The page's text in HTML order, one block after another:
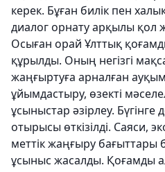
керек. Бұған билік пен
диалог орнату арқылы қол
Осыған орай Ұлттық
құрылды. Оның негізгі
жаңғыртуға арналған
ұйымдастыру, өзекті
ұсыныстар әзір­леу. Бүгінге
отырысы өткізілді. Саяси,
меттік жаңғыру
ұсыныс жасалды. Қоғамды